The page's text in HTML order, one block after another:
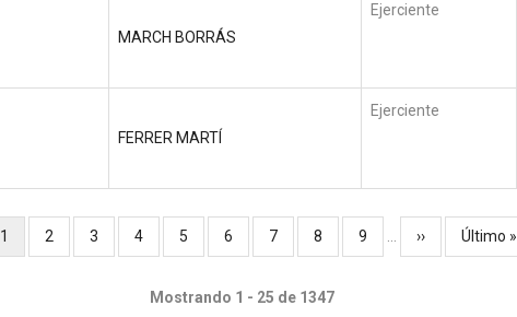
MARCH BORRÁS
Ejerciente
FERRER MARTÍ
Ejerciente
Página
1 Página
2 Página
3 Página
4 Página
5 Página
6 Página
7 Página
8 Página
9 …
Siguiente
››
Última
Último »
Mostrando 1 - 25 de 1347